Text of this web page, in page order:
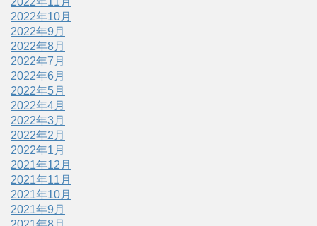
2022年10月
2022年9月
2022年8月
2022年7月
2022年6月
2022年5月
2022年4月
2022年3月
2022年2月
2022年1月
2021年12月
2021年11月
2021年10月
2021年9月